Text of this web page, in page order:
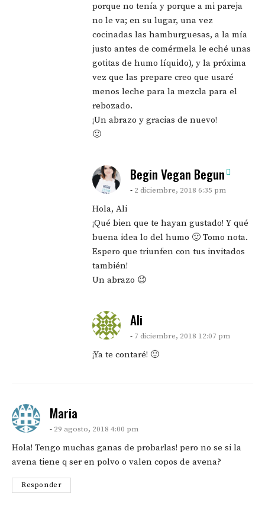
porque no tenía y porque a mi pareja
no le va; en su lugar, una vez
cocinadas las hamburguesas, a la mía
justo antes de comérmela le eché unas
gotitas de humo líquido), y la próxima
vez que las prepare creo que usaré
menos leche para la mezcla para el
rebozado.
¡Un abrazo y gracias de nuevo!
🙂
Begin Vegan Begun
2 diciembre, 2018 6:35 pm
Hola, Ali
¡Qué bien que te hayan gustado! Y qué
buena idea lo del humo 🙂 Tomo nota.
Espero que triunfen con tus invitados
también!
Un abrazo 😉
Ali
7 diciembre, 2018 12:07 pm
¡Ya te contaré! 🙂
Maria
29 agosto, 2018 4:00 pm
Hola! Tengo muchas ganas de probarlas! pero no se si la
avena tiene q ser en polvo o valen copos de avena?
Responder